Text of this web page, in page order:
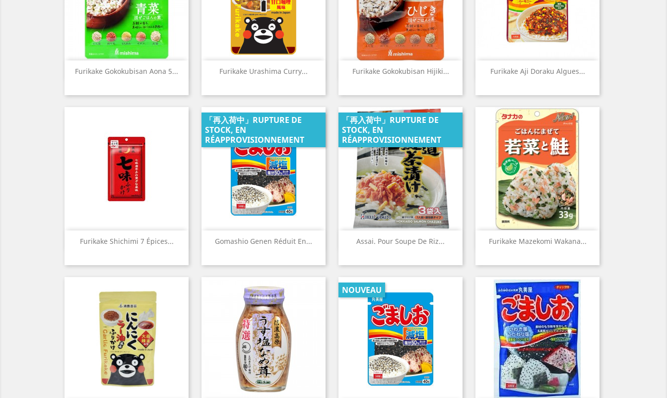
Furikake Gokokubisan Aona 5...
 Aperçu rapide Furikake Urashima Curry...
Aperçu rapide Furikake Gokokubisan Hijiki...
Aperçu rapide Furikake Aji Doraku Algues...
Aperçu rapide
Furikake Shichimi 7 Épices...
Aperçu rapide Gomashio Genen Réduit En...
「再入荷中」RUPTURE DE
STOCK, EN
RÉAPPROVISIONNEMENT
Aperçu rapide Assai. Pour Soupe De Riz...
「再入荷中」RUPTURE DE
STOCK, EN
RÉAPPROVISIONNEMENT
Aperçu rapide Furikake Mazekomi Wakana...
Aperçu rapide
NOUVEAU